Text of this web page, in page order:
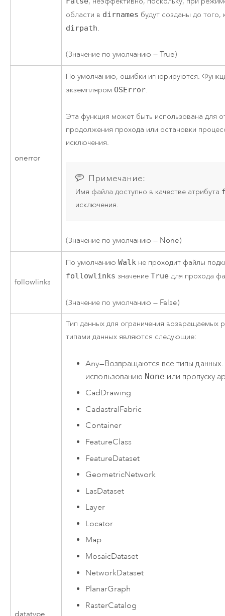
области в dirnames будут созданы до того,
dirpath.
(Значение по умолчанию — True)
onerror
По умолчанию, ошибки игнорируются.
экземпляром OSError.
Эта функция может быть использована для
продолжения прохода или остановки
исключения.
Примечание:
Имя файла доступно в качестве атрибута
исключения.
(Значение по умолчанию — None)
followlinks
По умолчаниюWalk не проходит файлы
followlinks значениеTrue для прохода
(Значение по умолчанию — False)
Тип данных для ограничения возвращаемых
типами данных являются следующие:
Any—Возвращаются все типы
использованию None или пропуску
CadDrawing
CadastralFabric
Container
FeatureClass
FeatureDataset
GeometricNetwork
LasDataset
Layer
Locator
Map
MosaicDataset
NetworkDataset
PlanarGraph
RasterCatalog